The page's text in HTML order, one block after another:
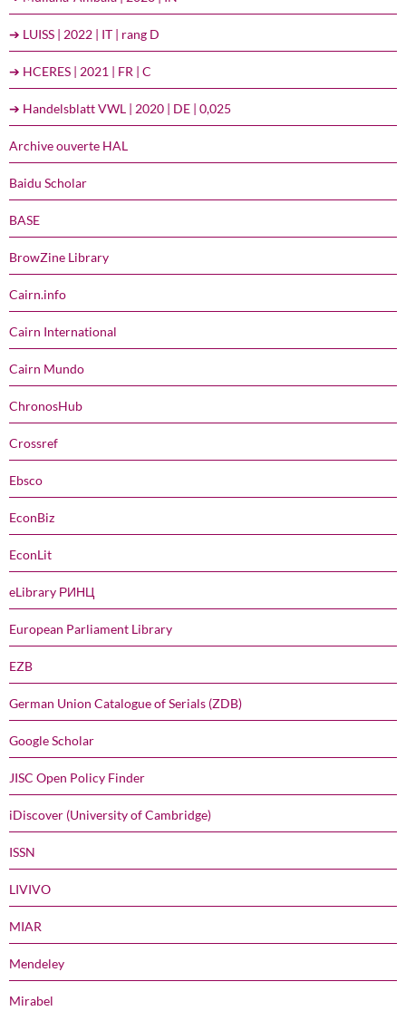
➔ LUISS | 2022 | IT | rang D
➔ HCERES | 2021 | FR | C
➔ Handelsblatt VWL | 2020 | DE | 0,025
Archive ouverte HAL
Baidu Scholar
BASE
BrowZine Library
Cairn.info
Cairn International
Cairn Mundo
ChronosHub
Crossref
Ebsco
EconBiz
EconLit
eLibrary РИНЦ
European Parliament Library
EZB
German Union Catalogue of Serials (ZDB)
Google Scholar
JISC Open Policy Finder
iDiscover (University of Cambridge)
ISSN
LIVIVO
MIAR
Mendeley
Mirabel